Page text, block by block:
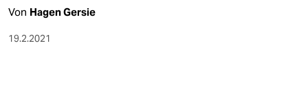
Von Hagen Gersie
19.2.2021